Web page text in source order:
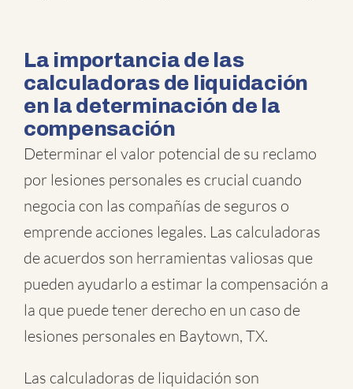
La importancia de las
calculadoras de liquidación
en la determinación de la
compensación
Determinar el valor potencial de su reclamo
por lesiones personales es crucial cuando
negocia con las compañías de seguros o
emprende acciones legales. Las calculadoras
de acuerdos son herramientas valiosas que
pueden ayudarlo a estimar la compensación a
la que puede tener derecho en un caso de
lesiones personales en Baytown, TX.
Las calculadoras de liquidación son